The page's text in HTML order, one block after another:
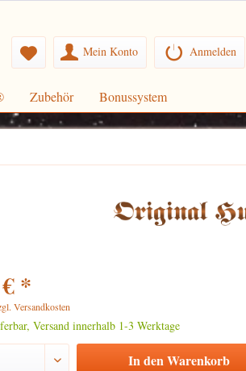
Mein Konto Anmelden
Zubehör Bonussystem
*
Versandkosten
Versand innerhalb 1-3 Werktage
In denWarenkorb